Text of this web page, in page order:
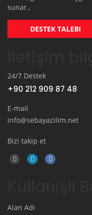
sunar..
DESTEK TALEBI
24/7 Destek
+90 212 909 87 48
E-mail
info@sebayazilim.net
Bizi takip et
Alan Adı